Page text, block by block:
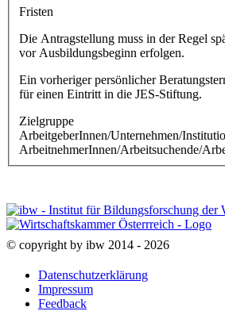
Fristen
Die Antragstellung muss in der Regel
vor Ausbildungsbeginn erfolgen.
Ein vorheriger persönlicher
für einen Eintritt in die JES-Stiftung.
Zielgruppe
ArbeitgeberInnen/Unternehmen/
ArbeitnehmerInnen/Arbeitsuchende/
© copyright by ibw 2014 - 2026
Datenschutzerklärung
Impressum
Feedback